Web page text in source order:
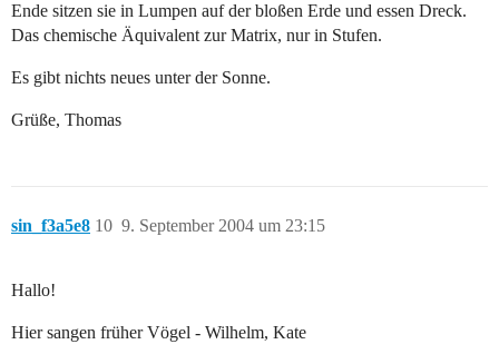
Ende sitzen sie in Lumpen auf der bloßen Erde und essen Dreck.
Das chemische Äquivalent zur Matrix, nur in Stufen.
Es gibt nichts neues unter der Sonne.
Grüße, Thomas
sin_f3a5e8 9. September 2004 um 23:15
10
Hallo!
Hier sangen früher Vögel - Wilhelm, Kate